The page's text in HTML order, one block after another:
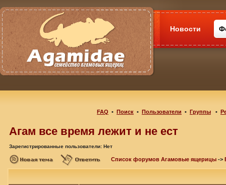
Новости
FAQ • Поиск • Пользователи • Группы •
Агам все время лежит и не ест
Зарегистрированные пользователи: Нет
Список форумов Агамовые ящерицы ->